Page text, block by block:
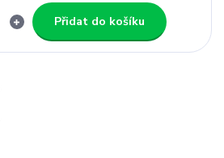
Přidat do košíku